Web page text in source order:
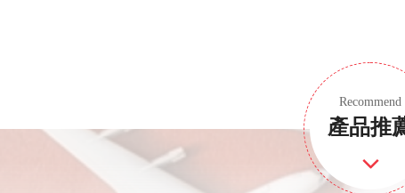
Recommend
產品推